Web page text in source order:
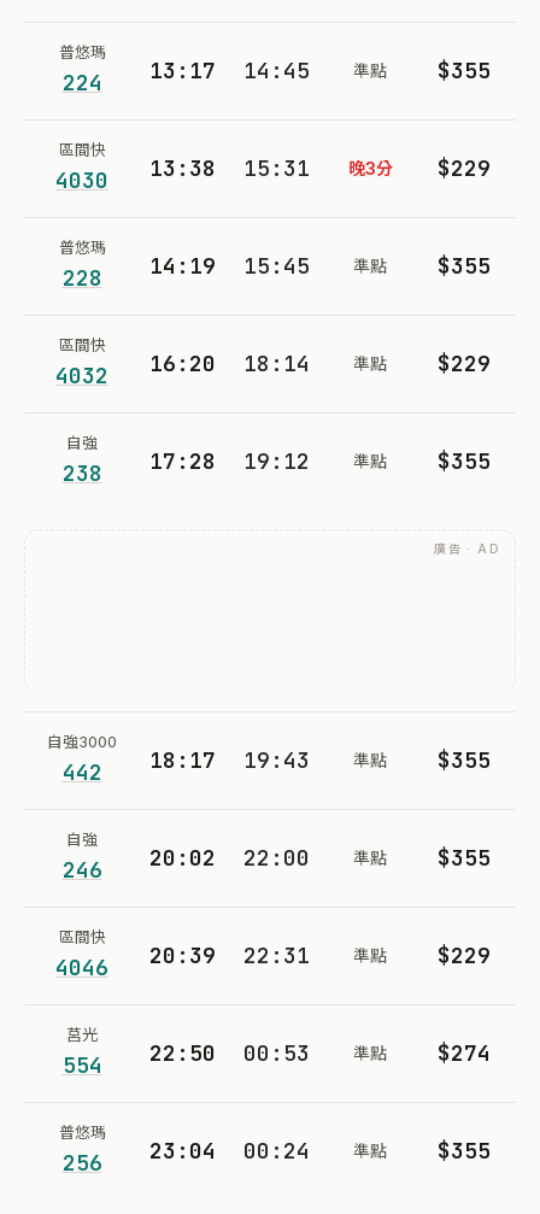
普悠瑪
224 13:17 14:45 準點 $355
區間快
4030 13:38 15:31 晚3分 $229
普悠瑪
228 14:19 15:45 準點 $355
區間快
4032 16:20 18:14 準點 $229
自強
238 17:28 19:12 準點 $355
廣告 · AD
自強3000
442 18:17 19:43 準點 $355
自強
246 20:02 22:00 準點 $355
區間快
4046 20:39 22:31 準點 $229
莒光
554 22:50 00:53 準點 $274
普悠瑪
256 23:04 00:24 準點 $355